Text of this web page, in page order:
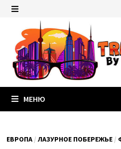
Перейти
содержимому
МЕНЮ
ЕВРОПА /ЛАЗУРНОЕ ПОБЕРЕЖЬЕ /